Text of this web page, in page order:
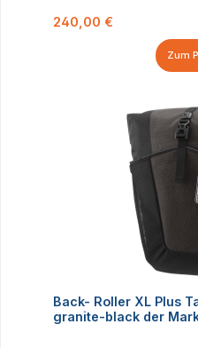
Regulärer Preis:
240,00 €
Zum
Back- Roller XL Plus
granite-black der